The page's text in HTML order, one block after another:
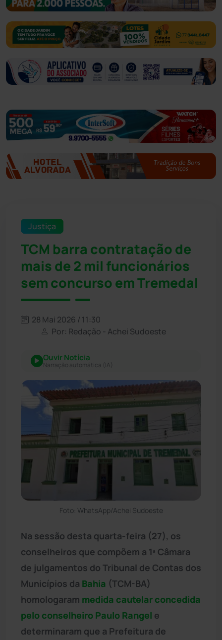
Justiça
TCM barra contratação de
mais de 2 mil funcionários
sem concurso em Tremedal
28 Mai 2026 / 11:30
Por: Redação - Achei Sudoeste
Ouvir Notícia
Narração automática (IA)
Foto: WhatsApp/Achei Sudoeste
Na sessão desta quarta-feira (27), os
conselheiros que compõem a 1ª Câmara
de julgamentos do Tribunal de Contas dos
Municípios da Bahia (TCM-BA)
homologaram medida cautelar concedida
pelo conselheiro Paulo Rangel e
determinaram que a Prefeitura de